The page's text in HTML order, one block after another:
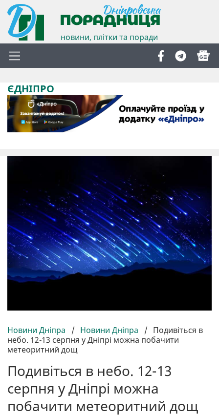
новини, плітки та поради
ЄДНІПРО
Новини Дніпра / Новини Дніпра / Подивіться в
небо. 12-13 серпня у Дніпрі можна побачити
метеоритний дощ
Подивіться в небо. 12-13
серпня у Дніпрі можна
побачити метеоритний дощ